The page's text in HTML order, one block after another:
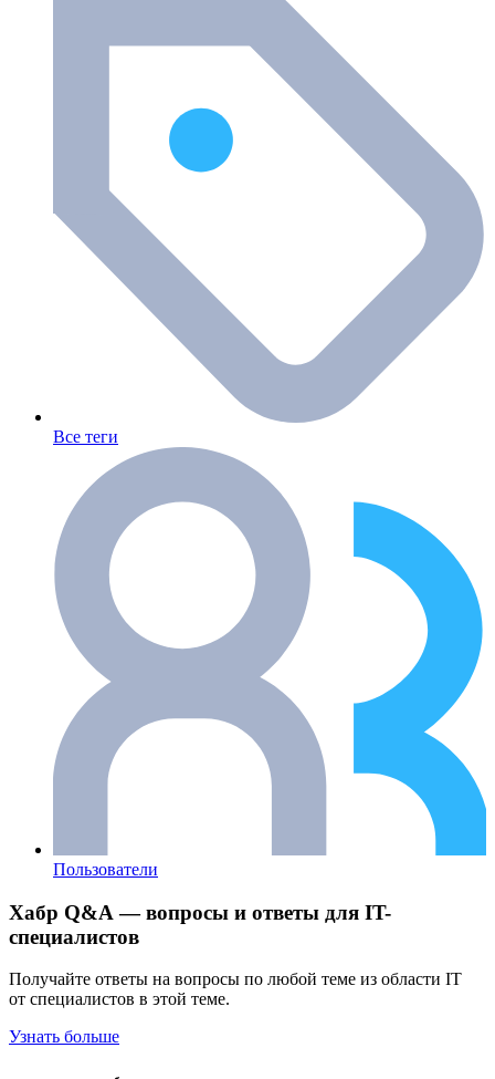
Все теги
Пользователи
Хабр Q&A — вопросы и ответы для IT-
специалистов
Получайте ответы на вопросы по любой теме из области IT
от специалистов в этой теме.
Узнать больше